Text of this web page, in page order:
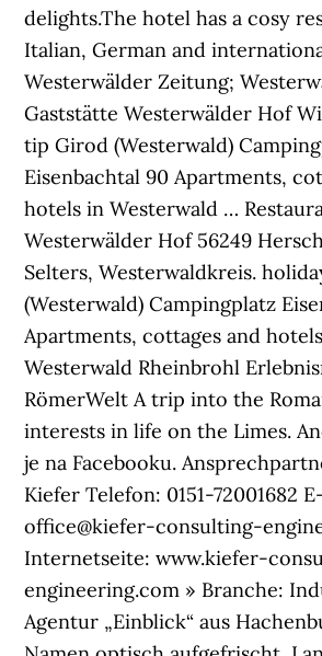
delights.The hotel has a cosy
Italian, German and
Westerwälder Zeitung;
Gaststätte Westerwälder Hof
tip Girod (Westerwald)
Eisenbachtal 90 Apartments,
hotels in Westerwald …
Westerwälder Hof 56249
Selters, Westerwaldkreis.
(Westerwald) Campingplatz
Apartments, cottages and
Westerwald Rheinbrohl
RömerWelt A trip into the
interests in life on the Limes.
je na Facebooku.
Kiefer Telefon: 0151-72001682
office@kiefer-consulting-
Internetseite: www.kiefer-
engineering.com » Branche:
Agentur „Einblick“ aus